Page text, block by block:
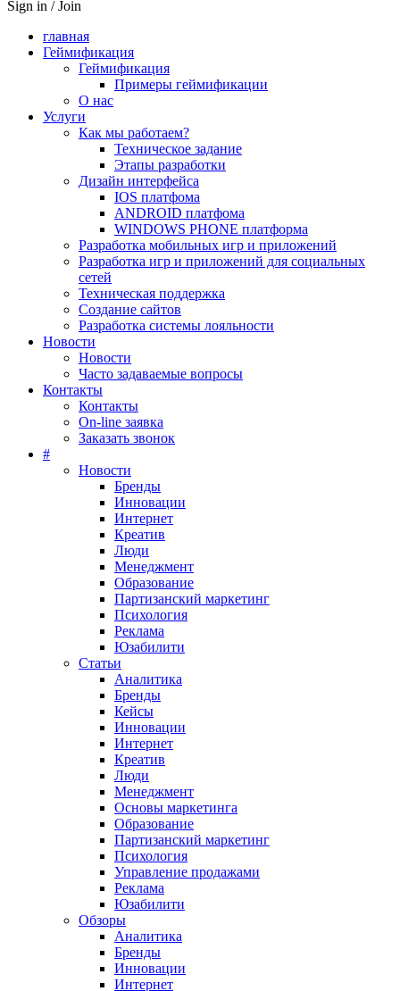
Sign in / Join
главная
Геймификация
Геймификация
Примеры геймификации
О нас
Услуги
Как мы работаем?
Техническое задание
Этапы разработки
Дизайн интерфейса
IOS платфома
ANDROID платфома
WINDOWS PHONE платформа
Разработка мобильных игр и приложений
Разработка игр и приложений для социальных
сетей
Техническая поддержка
Создание сайтов
Разработка системы лояльности
Новости
Новости
Часто задаваемые вопросы
Контакты
Контакты
On-line заявка
Заказать звонок
#
Новости
Бренды
Инновации
Интернет
Креатив
Люди
Менеджмент
Образование
Партизанский маркетинг
Психология
Реклама
Юзабилити
Статьи
Аналитика
Бренды
Кейсы
Инновации
Интернет
Креатив
Люди
Менеджмент
Основы маркетинга
Образование
Партизанский маркетинг
Психология
Управление продажами
Реклама
Юзабилити
Обзоры
Аналитика
Бренды
Инновации
Интернет